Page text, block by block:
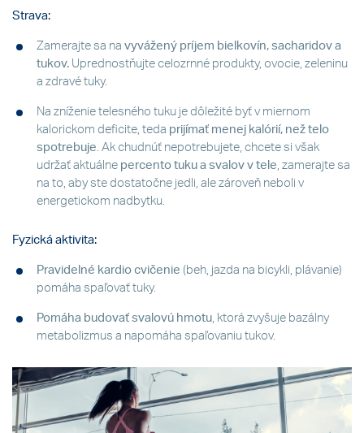
Strava:
Zamerajte sa na vyvážený príjem bielkovín, sacharidov a
tukov. Uprednostňujte celozrnné produkty, ovocie, zeleninu
a zdravé tuky.
Na zníženie telesného tuku je dôležité byť v miernom
kalorickom deficite, teda prijímať menej kalórií, než telo
spotrebuje. Ak chudnúť nepotrebujete, chcete si však
udržať aktuálne percento tuku a svalov v tele, zamerajte sa
na to, aby ste dostatočne jedli, ale zároveň neboli v
energetickom nadbytku.
Fyzická aktivita:
Pravidelné kardio cvičenie (beh, jazda na bicykli, plávanie)
pomáha spaľovať tuky.
Pomáha budovať svalovú hmotu, ktorá zvyšuje bazálny
metabolizmus a napomáha spaľovaniu tukov.